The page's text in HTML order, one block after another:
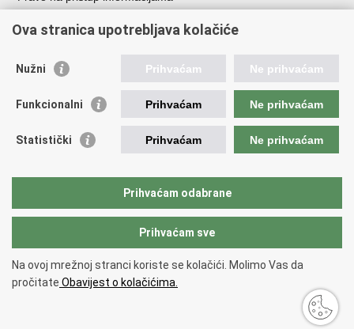
Pozivi za žurnu pomoć
Važne poveznice
Vlada RH
Muzej hrvatskog vatrogastva
The Federation of EUropean Fire Officers FEU
Intranet (samo za službenike HVZ)
Copyright © 2026 Hrvatska vatrogasna zajednica.
o pristupačnosti
Ova stranica upotrebljava kolačiće
Nužni Prihvaćam Ne prihvaćam
Funkcionalni Prihvaćam Ne prihvaćam
Statistički Prihvaćam Ne prihvaćam
Prihvaćam odabrane
Prihvaćam sve
Na ovoj mrežnoj stranci koriste se kolačići. Molimo Vas da
pročitate Obavijest o kolačićima.